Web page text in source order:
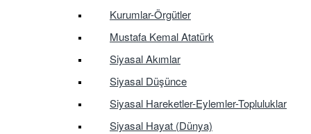
Kurumlar-Örgütler
Mustafa Kemal Atatürk
Siyasal Akımlar
Siyasal Düşünce
Siyasal Hareketler-Eylemler-Topluluklar
Siyasal Hayat (Dünya)